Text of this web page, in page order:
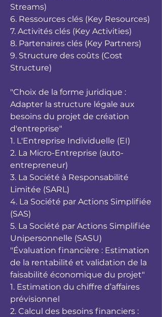
Streams)
6. Ressources clés (Key Resources)
7. Activités clés (Key Activities)
8. Partenaires clés (Key Partners)
9. Structure des coûts (Cost
Structure)
"Choix de la forme juridique :
Adapter la structure légale aux
besoins du projet de création
d'entreprise"
1. L'Entreprise Individuelle (EI)
2. La Micro-Entreprise (auto-
entrepreneur)
3. La Société à Responsabilité
Limitée (SARL)
4. La Société par Actions Simplifiée
(SAS)
5. La Société par Actions Simplifiée
Unipersonnelle (SASU)
"Évaluation financière : Estimation
de la rentabilité et validation de la
faisabilité économique du projet"
1. Estimation du chiffre d’affaires
prévisionnel
2. Calcul des besoins financiers :